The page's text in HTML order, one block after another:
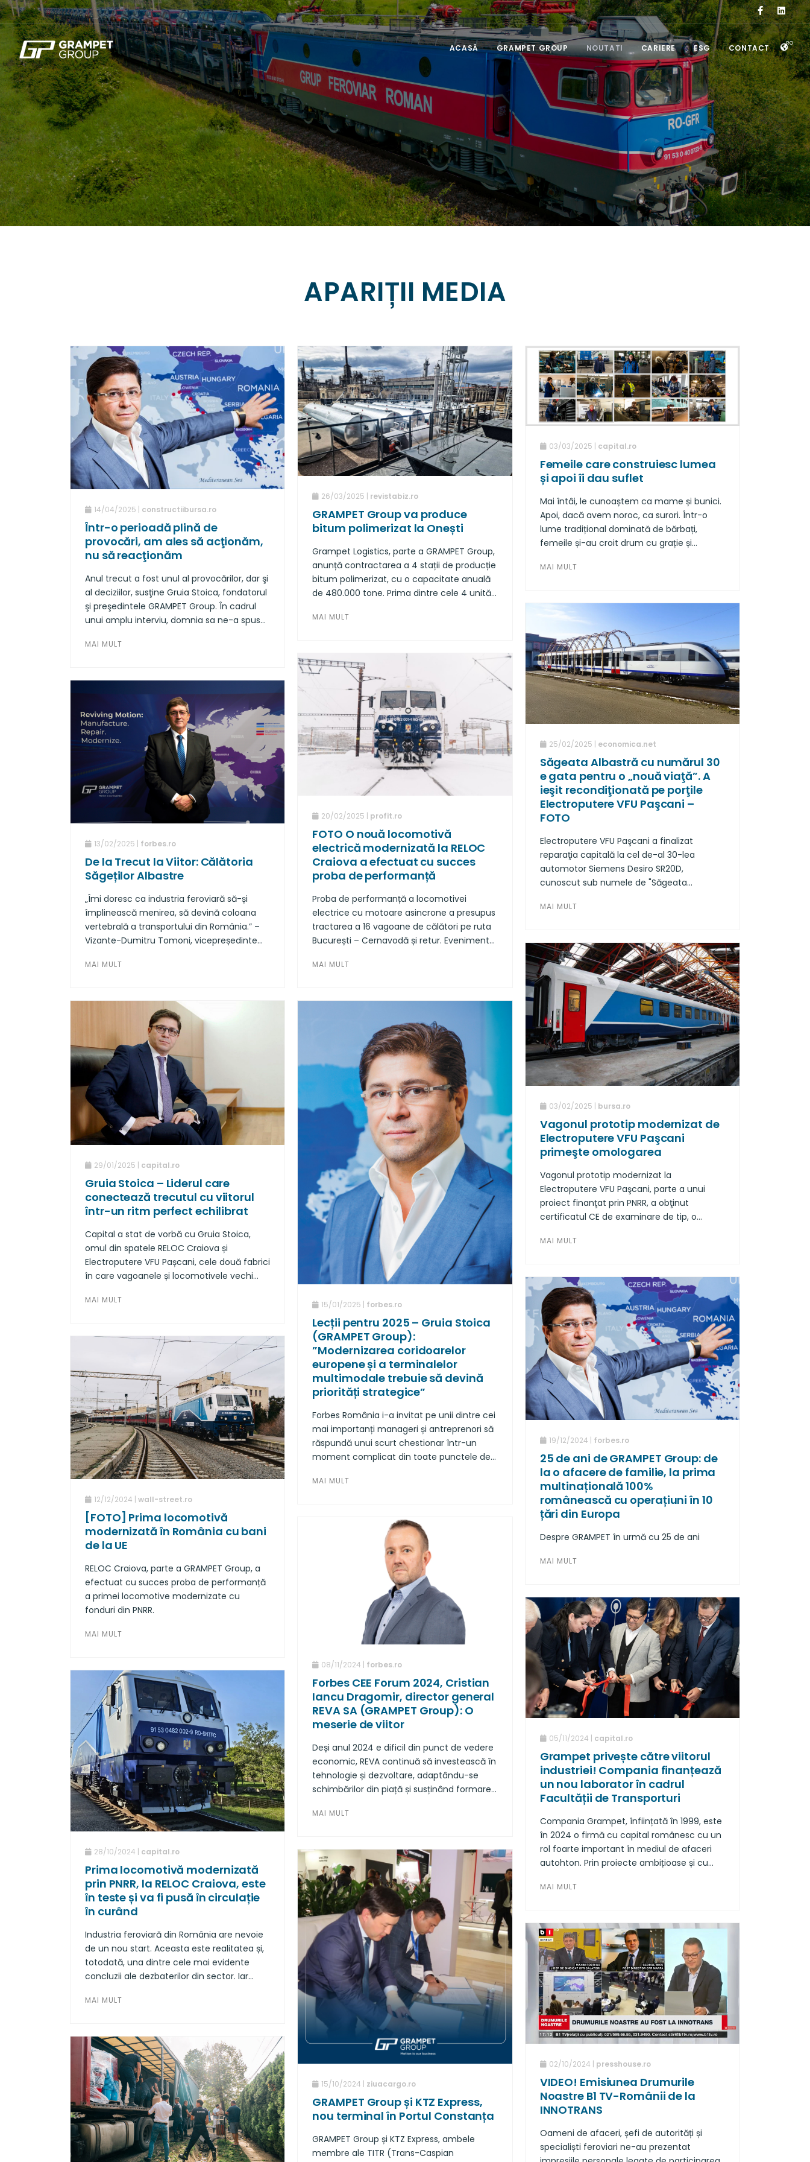
RO
ACASĂ GRAMPET GROUP NOUTATI CARIERE ESG CONTACT
APARIȚII MEDIA
14/04/2025 | constructiibursa.ro
Într-o perioadă plină de
provocări, am ales să acţionăm,
nu să reacţionăm
Anul trecut a fost unul al provocărilor, dar şi
al deciziilor, susţine Gruia Stoica, fondatorul
şi preşedintele GRAMPET Group. În cadrul
unui amplu interviu, domnia sa ne-a spus
presiuni globale - scăderea producţiei
conduce a ales să acţioneze, nu să
reacţioneze: "Infrastructura feroviară a
României merită performanţă, iar noi livrăm
exact asta".
MAI MULT
26/03/2025 | revistabiz.ro
GRAMPET Group va produce
bitum polimerizat la Onești
Grampet Logistics, parte a GRAMPET Group,
anunță contractarea a 4 stații de producție
bitum polimerizat, cu o capacitate anuală
de 480.000 tone. Prima dintre cele 4 unități
platforma industrială a fostei rafinării RAFO
acesteia se va face în prima parte a lunii
aprilie.
MAI MULT
03/03/2025 | capital.ro
Femeile care construiesc lumea
și apoi îi dau suflet
Mai întâi, le cunoaștem ca mame și bunici.
Apoi, dacă avem noroc, ca surori. Într-o
lume tradițional dominată de bărbați,
femeile și-au croit drum cu grație și
ridicând standardele în fiecare domeniu în
MAI MULT
25/02/2025 | economica.net
Săgeata Albastră cu numărul 30
e gata pentru o „nouă viaţă”. A
ieşit recondiţionată pe porţile
Electroputere VFU Paşcani –
FOTO
Electroputere VFU Paşcani a finalizat
reparaţia capitală la cel de-al 30-lea
automotor Siemens Desiro SR20D,
cunoscut sub numele de "Săgeata
jumătate dintr-un contract semnat cu CFR
MAI MULT
20/02/2025 | profit.ro
FOTO O nouă locomotivă
electrică modernizată la RELOC
Craiova a efectuat cu succes
proba de performanță
Proba de performanță a locomotivei
electrice cu motoare asincrone a presupus
tractarea a 16 vagoane de călători pe ruta
București – Cernavodă și retur. Evenimentul
Comisiei Europene, organizată în România
MAI MULT
13/02/2025 | forbes.ro
De la Trecut la Viitor: Călătoria
Săgeților Albastre
„Îmi doresc ca industria feroviară să-și
împlinească menirea, să devină coloana
vertebrală a transportului din România.” –
Vizante-Dumitru Tomoni, vicepreședinte
de Administrație Electroputere VFU
Greșesc dacă spun că uzina pe care o
coordonați este un pilon de bază al
industriei feroviare românești?
MAI MULT
03/02/2025 | bursa.ro
Vagonul prototip modernizat de
Electroputere VFU Paşcani
primeşte omologarea
Vagonul prototip modernizat la
Electroputere VFU Paşcani, parte a unui
proiect finanţat prin PNRR, a obţinut
certificatul CE de examinare de tip, o
conformitatea sa cu specificaţiile tehnice
primul pas către certificarea finală şi
intrarea oficială în circulaţie, după
obţinerea certificatului de punere pe piaţă
de la Autoritatea de Siguranţă Feroviară
Română.
MAI MULT
29/01/2025 | capital.ro
Gruia Stoica – Liderul care
conectează trecutul cu viitorul
într-un ritm perfect echilibrat
Capital a stat de vorbă cu Gruia Stoica,
omul din spatele RELOC Craiova și
Electroputere VFU Pașcani, cele două fabrici
în care vagoanele și locomotivele vechi
MAI MULT 15/01/2025 | forbes.ro
Lecții pentru 2025 – Gruia Stoica
(GRAMPET Group):
”Modernizarea coridoarelor
europene și a terminalelor
multimodale trebuie să devină
priorități strategice”
Forbes România i-a invitat pe unii dintre cei
mai importanți manageri și antreprenori să
răspundă unui scurt chestionar într-un
moment complicat din toate punctele de
Pentru că, până la urmă, în ciuda
MAI MULT
19/12/2024 | forbes.ro
25 de ani de GRAMPET Group: de
la o afacere de familie, la prima
multinațională 100%
românească cu operațiuni în 10
țări din Europa
Despre GRAMPET în urmă cu 25 de ani
MAI MULT
12/12/2024 | wall-street.ro
[FOTO] Prima locomotivă
modernizată în România cu bani
de la UE
RELOC Craiova, parte a GRAMPET Group, a
efectuat cu succes proba de performanță
a primei locomotive modernizate cu
fonduri din PNRR.
MAI MULT
08/11/2024 | forbes.ro
Forbes CEE Forum 2024, Cristian
Iancu Dragomir, director general
REVA SA (GRAMPET Group): O
meserie de viitor
Deși anul 2024 e dificil din punct de vedere
economic, REVA continuă să investească în
tehnologie și dezvoltare, adaptându-se
schimbărilor din piață și susținând formarea
forță de muncă calificată.
MAI MULT
05/11/2024 | capital.ro
Grampet privește către viitorul
industriei! Compania finanțează
un nou laborator în cadrul
Facultății de Transporturi
Compania Grampet, înființată în 1999, este
în 2024 o firmă cu capital românesc cu un
rol foarte important în mediul de afaceri
autohton. Prin proiecte ambițioase și cu
transportator feroviar privat de marfă din
concentrate pe extindere și tehnologie, se
adaugă și cele realizate pentru mediul
academic românesc. Reprezentanții
Grampet doresc să aducă un plus valoare
acestui domeniu, se gândesc cu drag la
colegii de mâine și intervin în mod
productiv în educația acestora încă de pe
băncile facultății.
MAI MULT
28/10/2024 | capital.ro
Prima locomotivă modernizată
prin PNRR, la RELOC Craiova, este
în teste și va fi pusă în circulație
în curând
Industria feroviară din România are nevoie
de un nou start. Aceasta este realitatea și,
totodată, una dintre cele mai evidente
concluzii ale dezbaterilor din sector. Iar
nevoie de o colaborare amplă între
MAI MULT
15/10/2024 | ziuacargo.ro
GRAMPET Group și KTZ Express,
nou terminal în Portul Constanța
GRAMPET Group și KTZ Express, ambele
membre ale TITR (Trans-Caspian
02/10/2024 | presshouse.ro
VIDEO! Emisiunea Drumurile
Noastre B1 TV-Românii de la
INNOTRANS
Oameni de afaceri, șefi de autorități și
specialiști feroviari ne-au prezentat